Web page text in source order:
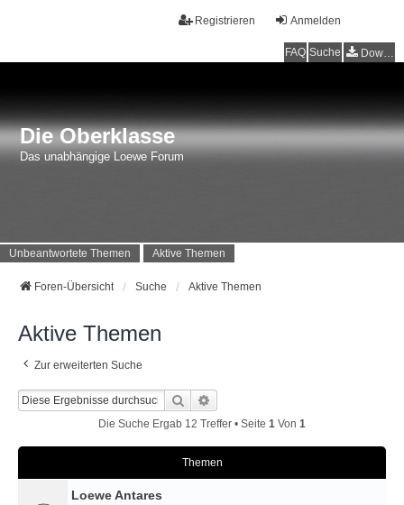
Anmelden
Registrieren
FAQ Suche Downloads
Die Oberklasse
Das unabhängige Loewe Forum
Unbeantwortete Themen Aktive Themen
Foren-Übersicht Suche Aktive Themen
Aktive Themen
Zur erweiterten Suche
Suche
Die Suche Ergab 12 Treffer • Seite 1 Von 1
Themen
Loewe Antares